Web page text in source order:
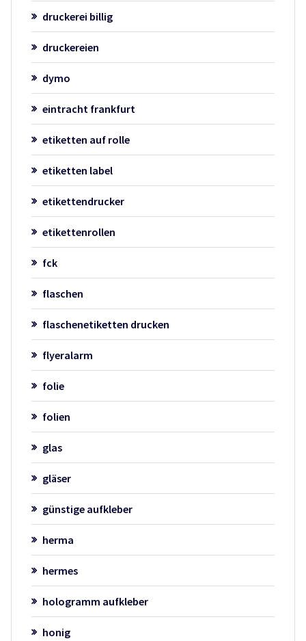
druckerei billig
druckereien
dymo
eintracht frankfurt
etiketten auf rolle
etiketten label
etikettendrucker
etikettenrollen
fck
flaschen
flaschenetiketten drucken
flyeralarm
folie
folien
glas
gläser
günstige aufkleber
herma
hermes
hologramm aufkleber
honig